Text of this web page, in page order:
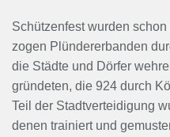
Schützenfest wurden
zogen Plündererbanden
die Städte und Dörfer
gründeten, die 924 durch
Teil der Stadtverteidigung
denen trainiert und